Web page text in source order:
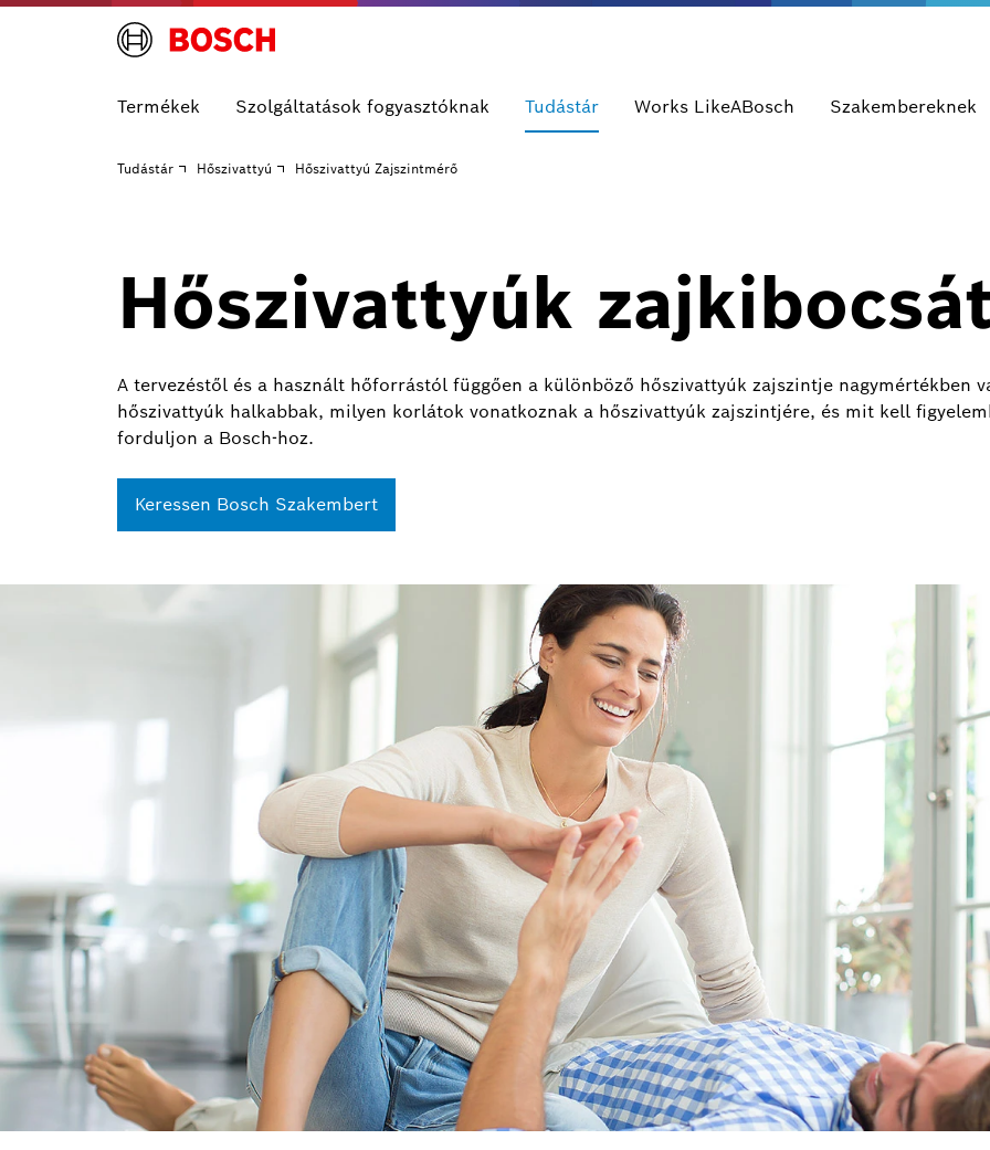
Termékek Szolgáltatások fogyasztóknak Tudástár Works LikeABosch Szakembereknek
Tudástár Hőszivattyú Hőszivattyú Zajszintmérő
Hőszivattyúk
A tervezéstől és a használt hőforrástól függően a különböző hőszivattyúk zajszintje nagymértékben
hőszivattyúk halkabbak, milyen korlátok vonatkoznak a hőszivattyúk zajszintjére, és mit kell
forduljon a Bosch-hoz.
Keressen Bosch Szakembert